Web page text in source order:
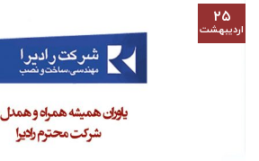
۲۵
اردیبهشت